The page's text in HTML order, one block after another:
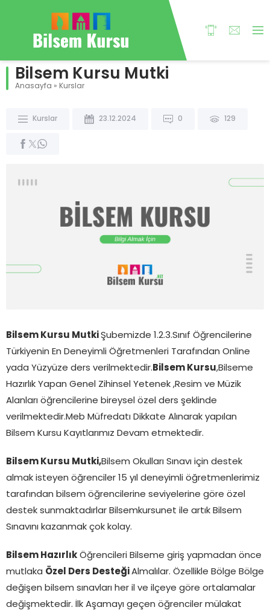
Bilsem Kursu Mutki
Anasayfa » Kurslar
Kurslar 23.12.2024 0 129
Bilsem Kursu Mutki Şubemizde 1.2.3.Sınıf Öğrencilerine
Türkiyenin En Deneyimli Öğretmenleri Tarafından Online
yada Yüzyüze ders verilmektedir. Bilsem Kursu ,Bilseme
Hazırlık Yapan Genel Zihinsel Yetenek ,Resim ve Müzik
Alanları öğrencilerine bireysel özel ders şeklinde
verilmektedir.Meb Müfredatı Dikkate Alınarak yapılan
Bilsem Kursu Kayıtlarımız Devam etmektedir.
Bilsem Kursu Mutki,Bilsem Okulları Sınavı için destek
almak isteyen öğrenciler 15 yıl deneyimli öğretmenlerimiz
tarafından bilsem öğrencilerine seviyelerine göre özel
destek sunmaktadırlar Bilsemkursunet ile artık Bilsem
Sınavını kazanmak çok kolay.
Bilsem Hazırlık Öğrencileri Bilseme giriş yapmadan önce
mutlaka Özel Ders Desteği Almalılar. Özellikle Bölge Bölge
değişen bilsem sınavları her il ve ilçeye göre ortalamalar
değişmektedir. İlk Aşamayı geçen öğrenciler mülakat